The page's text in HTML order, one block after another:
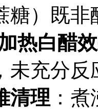
糖）既
热白醋
未充分反
清理 ：